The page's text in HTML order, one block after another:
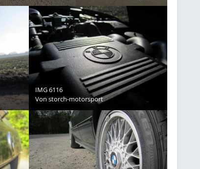
IMG 6116
Von storch-motorsport